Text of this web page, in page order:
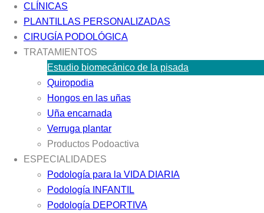
CLÍNICAS
PLANTILLAS PERSONALIZADAS
CIRUGÍA PODOLÓGICA
TRATAMIENTOS
Estudio biomecánico de la pisada
Quiropodia
Hongos en las uñas
Uña encarnada
Verruga plantar
Productos Podoactiva
ESPECIALIDADES
Podología para la VIDA DIARIA
Podología INFANTIL
Podología DEPORTIVA